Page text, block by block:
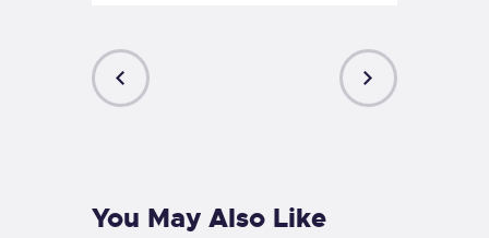
You May Also Like